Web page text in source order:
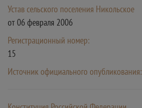
Устав сельского поселения Никольское
от 06 февраля 2006
Регистрационный номер:
15
Источник официального опубликования: